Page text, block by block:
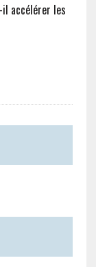
il accélérer les